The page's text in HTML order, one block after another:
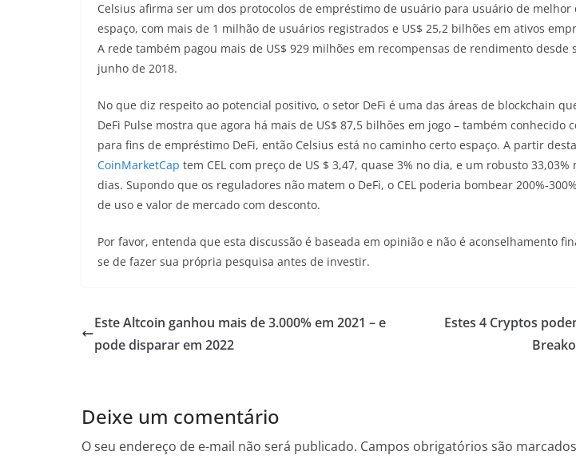
Celsius afirma ser um dos protocolos de empréstimo de usuário para usuário de melhor
espaço, com mais de 1 milhão de usuários registrados e US$ 25,2 bilhões em ativos
A rede também pagou mais de US$ 929 milhões em recompensas de rendimento desde
junho de 2018.
No que diz respeito ao potencial positivo, o setor DeFi é uma das áreas de blockchain
DeFi Pulse mostra que agora há mais de US$ 87,5 bilhões em jogo – também conhecido
para fins de empréstimo DeFi, então Celsius está no caminho certo espaço. A partir
CoinMarketCap tem CEL com preço de US $ 3,47, quase 3% no dia, e um robusto
dias. Supondo que os reguladores não matem o DeFi, o CEL poderia bombear 200%-
de uso e valor de mercado com desconto.
Por favor, entenda que esta discussão é baseada em opinião e não é aconselhamento
se de fazer sua própria pesquisa antes de investir.
Este Altcoin ganhou mais de 3.000% em 2021 – e
pode disparar em 2022
Estes 4 Cryptos
Deixe um comentário
O seu endereço de e-mail não será publicado. Campos obrigatórios são